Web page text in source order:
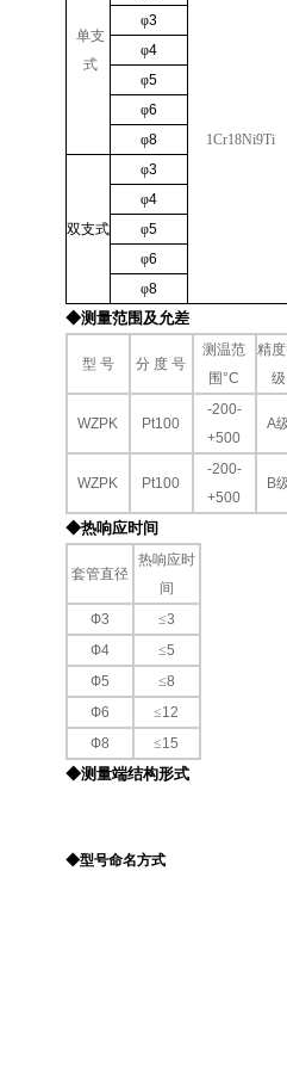
单支
式
1Cr18Ni9Ti
φ3
φ4
φ5
φ6
φ8
双支式
φ3
φ4
φ5
φ6
φ8
◆测量范围及允差
型 号 分 度 号
测温范
围°C
精
级
WZPK Pt100
-200­­-
+500
A
WZPK Pt100
-200­­-
+500
B
◆热响应时间
套管直径
热响应时
间
Ф3
≤3
Ф4
≤5
Ф5
≤8
Ф6
≤12
Ф8
≤15
◆测量端结构形式
◆型号命名方式